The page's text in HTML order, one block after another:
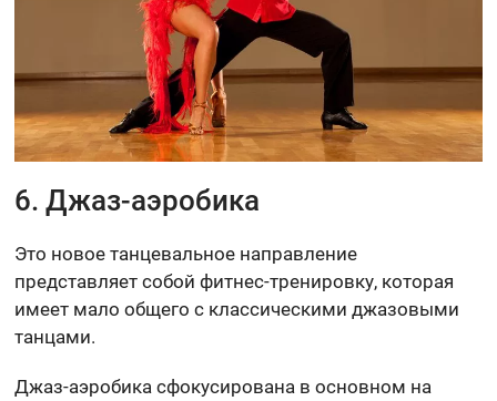
6. Джаз-аэробика
Это новое танцевальное направление
представляет собой фитнес-тренировку, которая
имеет мало общего с классическими джазовыми
танцами.
Джаз-аэробика сфокусирована в основном на